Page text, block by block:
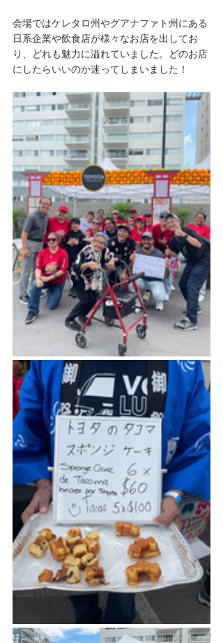
会場ではケレタロ州やグアナファト州にある
日系企業や飲食店が様々なお店を出してお
り、どれも魅力に溢れていました。どのお店
にしたらいいのか迷ってしまいました！